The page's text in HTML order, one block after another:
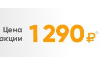
Закрыть